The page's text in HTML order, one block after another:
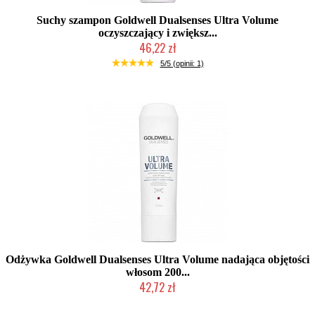
Suchy szampon Goldwell Dualsenses Ultra Volume
oczyszczający i zwiększ...
46,22 zł
Chwilowo niedostępny
5/5 (opinii: 1)
Odżywka Goldwell Dualsenses Ultra Volume nadająca objętości
włosom 200...
42,72 zł